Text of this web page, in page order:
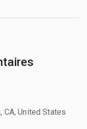
CA, United States